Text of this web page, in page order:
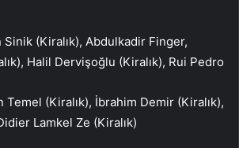
(Kiralık), Abdulkadir Finger,
Halil Dervişoğlu (Kiralık), Rui Pedro
(Kiralık), İbrahim Demir (Kiralık),
Lamkel Ze (Kiralık)